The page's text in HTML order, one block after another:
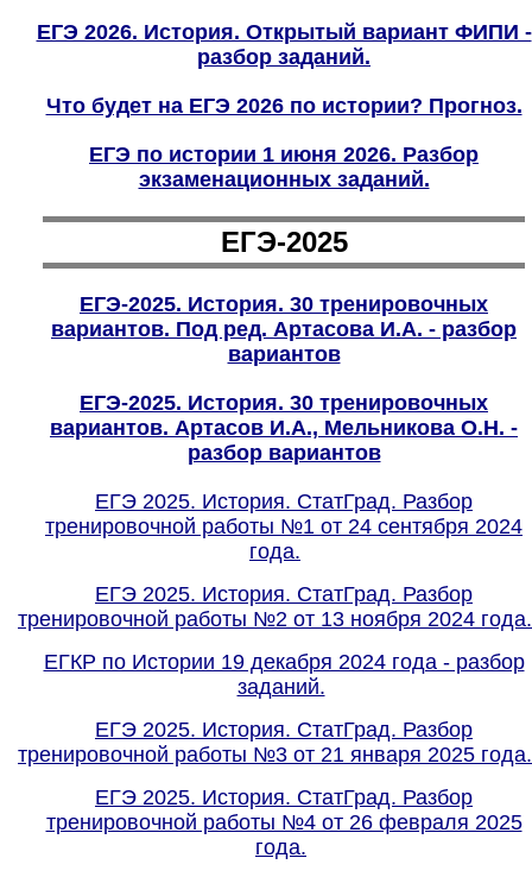
ЕГЭ 2026. История. Открытый вариант ФИПИ -
разбор заданий.
Что будет на ЕГЭ 2026 по истории? Прогноз.
ЕГЭ по истории 1 июня 2026. Разбор
экзаменационных заданий.
ЕГЭ-2025
ЕГЭ-2025. История. 30 тренировочных
вариантов. Под ред. Артасова И.А. - разбор
вариантов
ЕГЭ-2025. История. 30 тренировочных
вариантов. Артасов И.А., Мельникова О.Н. -
разбор вариантов
ЕГЭ 2025. История. СтатГрад. Разбор
тренировочной работы №1 от 24 сентября 2024
года.
ЕГЭ 2025. История. СтатГрад. Разбор
тренировочной работы №2 от 13 ноября 2024 года.
ЕГКР по Истории 19 декабря 2024 года - разбор
заданий.
ЕГЭ 2025. История. СтатГрад. Разбор
тренировочной работы №3 от 21 января 2025 года.
ЕГЭ 2025. История. СтатГрад. Разбор
тренировочной работы №4 от 26 февраля 2025
года.